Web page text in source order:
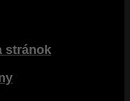
stránok